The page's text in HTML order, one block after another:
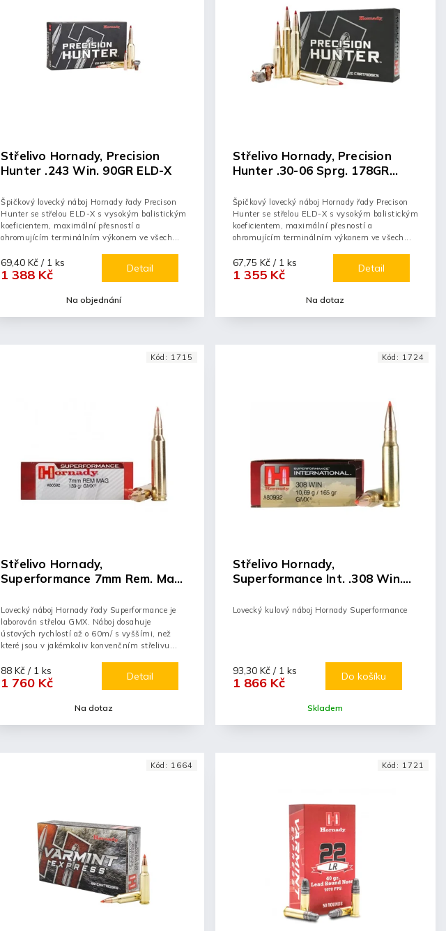
Střelivo Hornady, Precision
Hunter .243 Win. 90GR ELD-X
Na objednání
1 388 Kč
69,40 Kč / 1 ks Detail
Špičkový lovecký náboj Hornady řady Precison
Hunter se střelou ELD-X s vysokým balistickým
koeficientem, maximální přesností a
ohromujícím terminálním výkonem ve všech...
Střelivo Hornady, Precision
Hunter .30-06 Sprg. 178GR
Na dotaz
1 355 Kč
67,75 Kč / 1 ks Detail
Špičkový lovecký náboj Hornady řady Precison
Hunter se střelou ELD-X s vysokým balistickým
koeficientem, maximální přesností a
ohromujícím terminálním výkonem ve všech...
Střelivo Hornady,
Superformance 7mm Rem. Mag.
Na dotaz
1 760 Kč
88 Kč / 1 ks Detail
Lovecký náboj Hornady řady Superformance je
laborován střelou GMX. Náboj dosahuje
úsťových rychlostí až o 60m/ s vyššími, než
které jsou v jakémkoliv konvenčním střelivu...
Kód: 1715
Střelivo Hornady,
Superformance Int. .308 Win.
Skladem
1 866 Kč
93,30 Kč / 1 ks Do košíku
Lovecký kulový náboj Hornady Superformance
Kód: 1724
Kód: 1664 Kód: 1721